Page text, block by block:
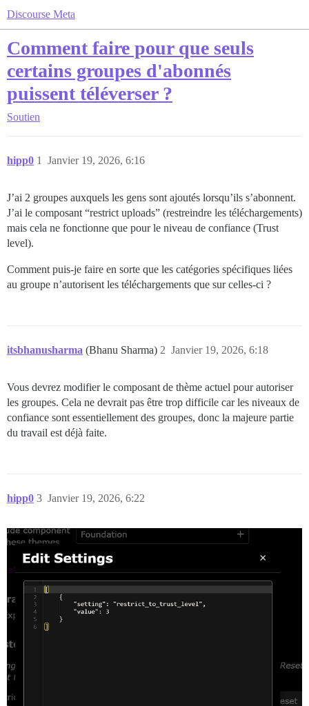
Discourse Meta
Comment faire pour que seuls
certains groupes d'abonnés
puissent téléverser ?
Soutien
hipp0 Janvier 19, 2026, 6:16
1
J’ai 2 groupes auxquels les gens sont ajoutés lorsqu’ils s’abonnent.
J’ai le composant “restrict uploads” (restreindre les téléchargements)
mais cela ne fonctionne que pour le niveau de confiance (Trust
level).
Comment puis-je faire en sorte que les catégories spécifiques liées
au groupe n’autorisent les téléchargements que sur celles-ci ?
itsbhanusharma (Bhanu Sharma) Janvier 19, 2026, 6:18
2
Vous devrez modifier le composant de thème actuel pour autoriser
les groupes. Cela ne devrait pas être trop difficile car les niveaux de
confiance sont essentiellement des groupes, donc la majeure partie
du travail est déjà faite.
hipp0 Janvier 19, 2026, 6:22
3